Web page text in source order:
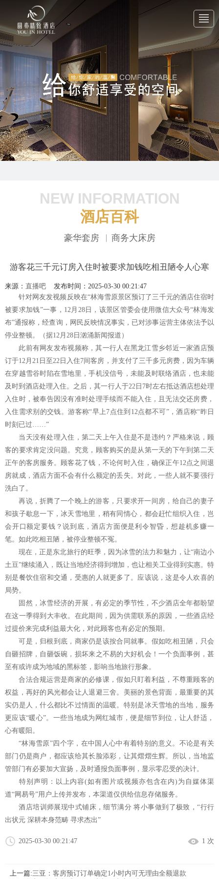
首 页
关于我们
产品中心
联系我们
NEW INFORMATION
酒店百科
豪华套房 商务大床房
游客花三千元订房入住时被要求加钱吃相丑陋令人心寒
来源： 直播吧 发布时间：2025-03-30 00:21:47
针对网友发视频反映在“林海雪原景区预订了三千元的酒店住宿时
被要求加钱”一事，12月28日，该景区管委会使用微信大众号“林海发
布”通报称，经查询，网民反映情况事实，已对涉事运营主体依法予以
停业整顿。（据12月28日汹涌新闻报道）
此前有网友发布视频称，其一行人在黑龙江雪乡邻近一家酒店预
订于12月21日至22日入住7间客房，并支付了三千多元房费，因为车辆
在穿越雪谷时陷在雪地里，手机没信号，未能及时联络酒店，也未能
及时到酒店处理入住。之后，其一行人于22日7时左右抵达酒店想处理
入住时，被奉告因没有准时处理手续而不能入住，且无法交还房费，
入住需求别的交钱。游客称“早上7点住到12点都不可”，酒店称“昨日
时刻已过……”
当天没有处理入住，第二天上午入住是不是违约？严格来说，顾
客的要求肯定没问题。究竟，顾客购买的是从第一天的下午到第二天
正午的客房服务。顾客花了钱，不论何时入住，确保正午12点之间退
房就成，酒店方面不会有什么额定的丢失。对此，一些人就不要强行
洗白了。
再说，折腾了一个晚上的游客，只要求开一间房，给自己的妻子
和孩子歇息一下，冰天雪地里，稍有同情心，都会赶忙组织入住，岂
会开口额定要钱？说到底，酒店方面便是利令智昏，想趁机多赚一
笔。如此吃相丑陋，被停业整顿不冤。
现在，正是东北旅行的旺季，因为冰雪的法力和魅力，让“南边小
土豆”继续涌入，既让当地经济得到增加，也让相关工业得到实惠。特
别是餐饮住宿和交通，受惠的人就更多了。应该说，这是令人欢喜的
局势。
固然，冰雪经济的开展，有必定的季节性，不少酒店全年都盼望
在这一季得到大丰收。在此期间，因为供需联系的原因，一些酒店经
过提价来完成利益最大化，对此顾客也有必定的预期。
可是，归根到底，商家仍是该按合同就事。假如吃相丑陋，只会
自砸招牌，自砸饭碗，损坏来之不易的大好机会！一个负面事例，甚
至有或许成为地域的黑标签，影响当地旅行形象。
合法合规运营是商家的必修课，假如只盯着利益，不尊重顾客的
权益，再好的风光都会让人退避三舍。美丽的景色背面，最重要的其
实仍是人，什么都比不过情面的温暖。特别是冰天雪地的当地，服务
更应该“暖心”。一些当地成为网红城市，便是细节到位，让人舒适，
心有暖阳。
“林海雪原”四个字，在中国人心中有着特别的意义。不论是有关
部门仍是商户，都应该给其长脸添彩，让其熠熠生辉。所以，当地监
管部门有必要加大宣扬，及时通报负面事例，显示零忍受的决计。
特别声明：以上内容(如有图片或视频亦包含在内)为自媒体渠
道“网易号”用户上传并发布，本渠道仅供给信息存储服务。
酒店培训师展现中式铺床，细节满分 将小事做到了极致，“行行
出状元 深耕本身范畴 寻求杰出”
2025-03-30 00:21:47 1 次
上一篇:三亚：客房预订订单确定1小时内可无理由全额退款